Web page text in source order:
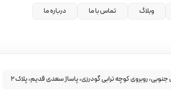
وبلاگ تماس با ما درباره ما
روبروی کوچه ترابی گودرزی، پاساژ سعدی قدیم، پلاک ۲